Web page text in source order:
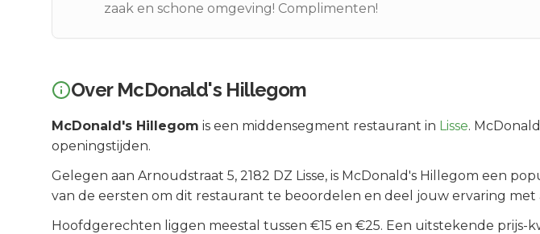
zaak en schone omgeving! Complimenten!
Over McDonald's Hillegom
McDonald's Hillegom is een middensegment restaurant in Lisse.
openingstijden.
Gelegen aan Arnoudstraat 5, 2182 DZ Lisse, is McDonald's Hillegom een
van de eersten om dit restaurant te beoordelen en deel jouw ervaring met
Hoofdgerechten liggen meestal tussen €15 en €25. Een uitstekende prijs-